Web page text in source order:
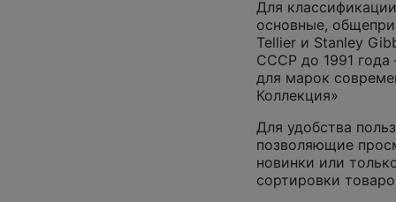
Для
основные,
Tellier и Stanley
СССР до 1991
для марок
Коллекция»
Для удобства
позволяющие
новинки или
сортировки